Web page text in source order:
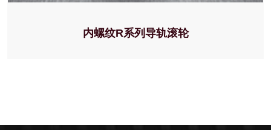
内螺纹R系列导轨滚轮